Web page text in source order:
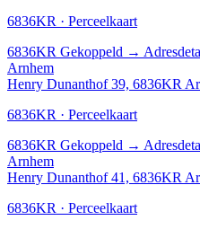
6836KR · Perceelkaart
6836KR Gekoppeld →
Arnhem
Henry Dunanthof 39, 6836KR
6836KR · Perceelkaart
6836KR Gekoppeld →
Arnhem
Henry Dunanthof 41, 6836KR
6836KR · Perceelkaart